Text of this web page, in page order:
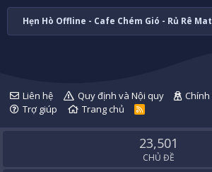
Hẹn Hò Offline - Cafe Chém Gió - Rủ Rê
Liên hệ Quy định và Nội quy
Trợ giúp
Trang chủ
R
S
23,501
CHỦ ĐỀ